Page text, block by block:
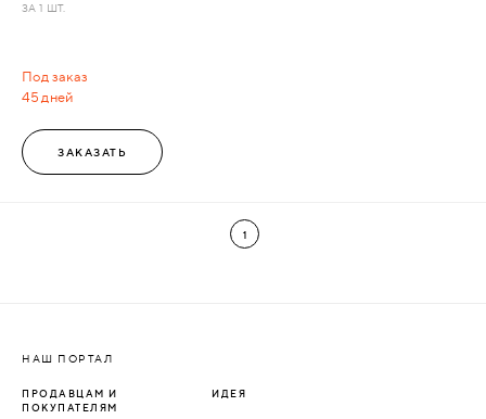
Под заказ
45 дней
ЗА 1 ШТ.
ЗАКАЗАТЬ
1
НАШ ПОРТАЛ
ПРОДАВЦАМ И
ПОКУПАТЕЛЯМ
ИДЕЯ